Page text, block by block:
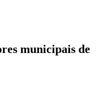
municipais de